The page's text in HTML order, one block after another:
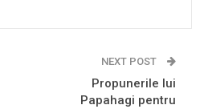
NEXT POST
Propunerile lui
Papahagi pentru